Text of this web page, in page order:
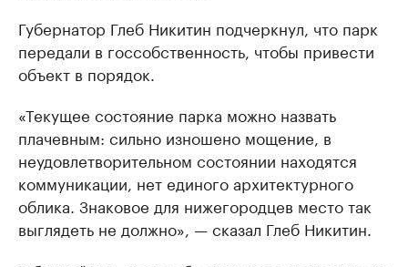
Губернатор Глеб Никитин подчеркнул, что парк
передали в госсобственность, чтобы привести
объект в порядок.
«Текущее состояние парка можно назвать
плачевным: сильно изношено мощение, в
неудовлетворительном состоянии находятся
коммуникации, нет единого архитектурного
облика. Знаковое для нижегородцев место так
выглядеть не должно», — сказал Глеб Никитин.